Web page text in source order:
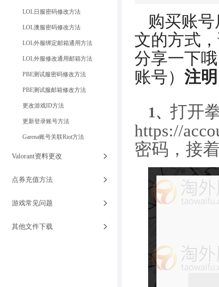
LOL日服密码修改方法
LOL澳服密码修改方法
LOL外服绑定邮箱通用方法
LOL外服修改通用邮箱方法
PBE测试服密码修改方法
PBE测试服邮箱修改方法
更改游戏ID方法
更新登录账号方法
Garena账号关联Riot方法
Valorant资料更改
点券充值方法
游戏常见问题
其他文件下载
购买账
文的方式
分享一下
账号） 注
1、 打开
https://
密码，接